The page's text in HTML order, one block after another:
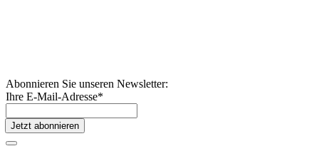
Abonnieren Sie unseren Newsletter:
Ihre E-Mail-Adresse*
Jetzt abonnieren